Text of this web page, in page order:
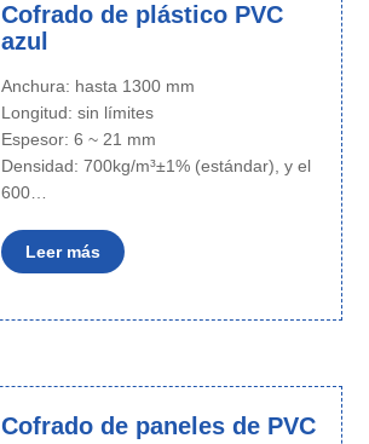
Cofrado de plástico PVC
azul
Anchura: hasta 1300 mm
Longitud: sin límites
Espesor: 6 ~ 21 mm
Densidad: 700kg/m³±1% (estándar), y el
600…
Leer más
Cofrado de paneles de PVC